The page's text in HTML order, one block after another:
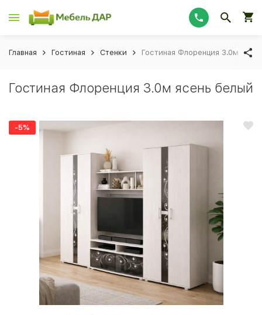
Главная Гостиная Стенки Гостиная Флоренция 3.0м
Гостиная Флоренция 3.0м ясень белый
-5%